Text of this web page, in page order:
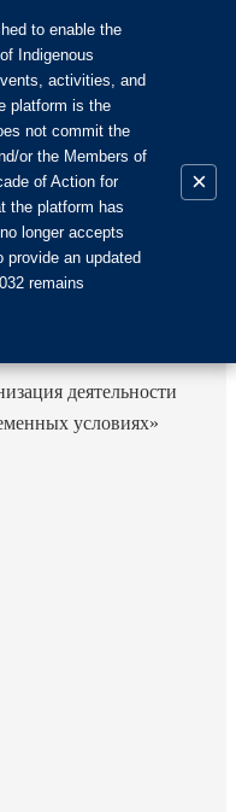
деятельности
условиях»
to enable the
Indigenous
activities, and
platform is the
not commit the
or the Members of
of Action for
the platform has
longer accepts
provide an updated
remains
×